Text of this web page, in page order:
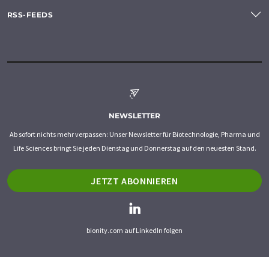
RSS-FEEDS
NEWSLETTER
Ab sofort nichts mehr verpassen: Unser Newsletter für Biotechnologie, Pharma und
Life Sciences bringt Sie jeden Dienstag und Donnerstag auf den neuesten Stand.
JETZT ABONNIEREN
bionity.com auf LinkedIn folgen